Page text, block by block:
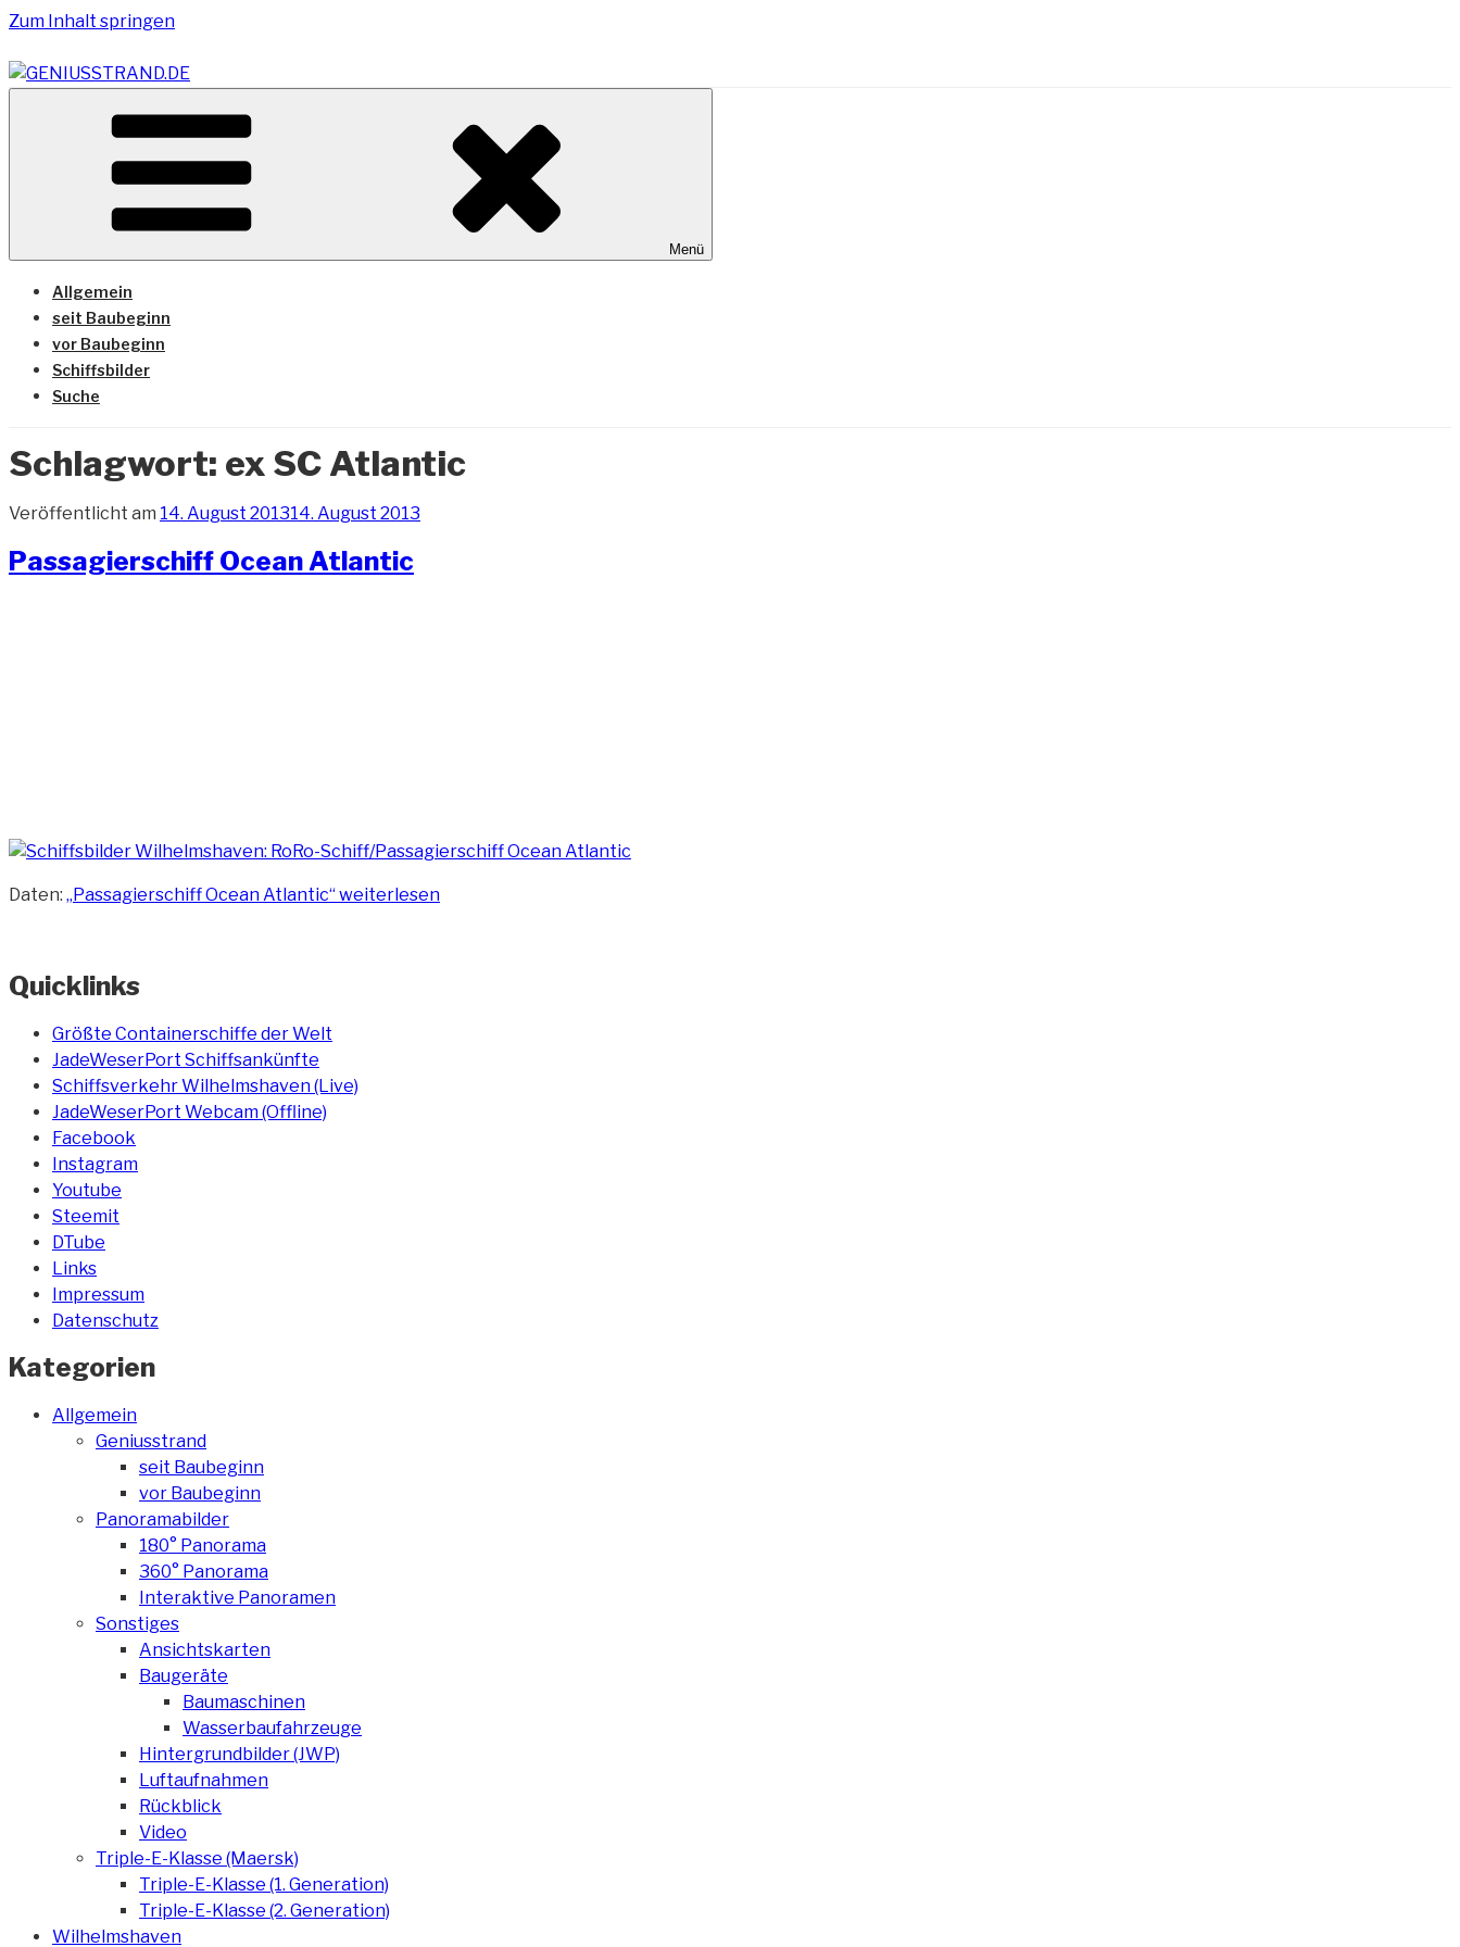
Zum Inhalt springen
GENIUSSTRAND.DE
Vom Geniusstrand zum JadeWeserPort/Container Terminal Wilhelmshaven
Menü
Allgemein
seit Baubeginn
vor Baubeginn
Schiffsbilder
Suche
Schlagwort: ex SC Atlantic
Veröffentlicht am 14. August 201314. August 2013
Passagierschiff Ocean Atlantic
Daten: „Passagierschiff Ocean Atlantic“weiterlesen
Quicklinks
Größte Containerschiffe der Welt
JadeWeserPort Schiffsankünfte
Schiffsverkehr Wilhelmshaven (Live)
JadeWeserPort Webcam (Offline)
Facebook
Instagram
Youtube
Steemit
DTube
Links
Impressum
Datenschutz
Kategorien
Allgemein
Geniusstrand
seit Baubeginn
vor Baubeginn
Panoramabilder
180° Panorama
360° Panorama
Interaktive Panoramen
Sonstiges
Ansichtskarten
Baugeräte
Baumaschinen
Wasserbaufahrzeuge
Hintergrundbilder (JWP)
Luftaufnahmen
Rückblick
Video
Triple-E-Klasse (Maersk)
Triple-E-Klasse (1. Generation)
Triple-E-Klasse (2. Generation)
Wilhelmshaven